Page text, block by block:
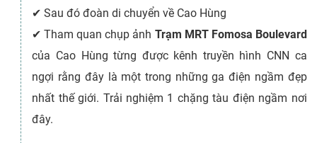
✔Sau đó đoàn di chuyển về Cao Hùng
✔Tham quan chụp ảnh Trạm MRT Fomosa Boulevard
của Cao Hùng từng được kênh truyền hình CNN ca
ngợi rằng đây là một trong những ga điện ngầm đẹp
nhất thế giới. Trải nghiệm 1 chặng tàu điện ngầm nơi
đây.